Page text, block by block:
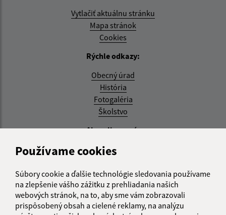
Používame cookies
Súbory cookie a ďalšie technológie sledovania používame
na zlepšenie vášho zážitku z prehliadania našich
webových stránok, na to, aby sme vám zobrazovali
prispôsobený obsah a cielené reklamy, na analýzu
Vytlačiť aktuálnu stránku
Mapa stránok
Cookies
Rýchle odkazy:
Obecný úrad
História
Fotogaléria
Školstvo
Aktualizované:
04.08.2026 11:27 hod.
RSS
Správca obsahu:
Správca obsahu je Obec Zemplínska Teplica.